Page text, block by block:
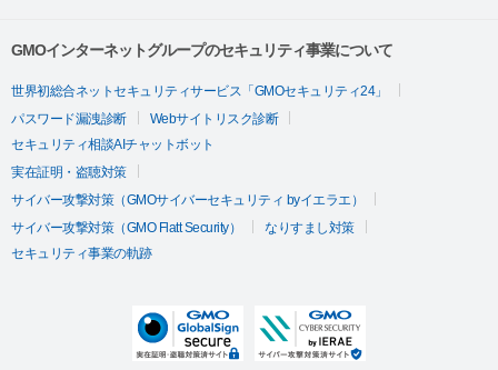
GMOインターネットグループのセキュリティ事業について
世界初総合ネットセキュリティサービス「GMOセキュリティ24」
パスワード漏洩診断
Webサイトリスク診断
セキュリティ相談AIチャットボット
実在証明・盗聴対策
サイバー攻撃対策（GMOサイバーセキュリティ byイエラエ）
サイバー攻撃対策（GMO Flatt Security）
なりすまし対策
セキュリティ事業の軌跡